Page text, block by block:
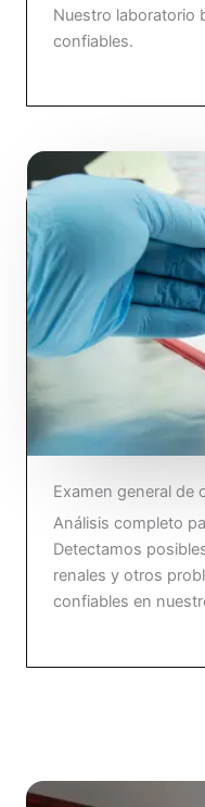
Nuestro laboratorio
confiables.
Examen general de
Análisis completo
Detectamos
renales y otros
confiables en